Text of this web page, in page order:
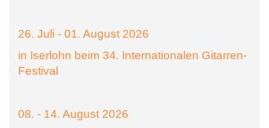
26. Juli - 01. August 2026
in Iserlohn beim 34. Internationalen Gitarren-
Festival
08. - 14. August 2026